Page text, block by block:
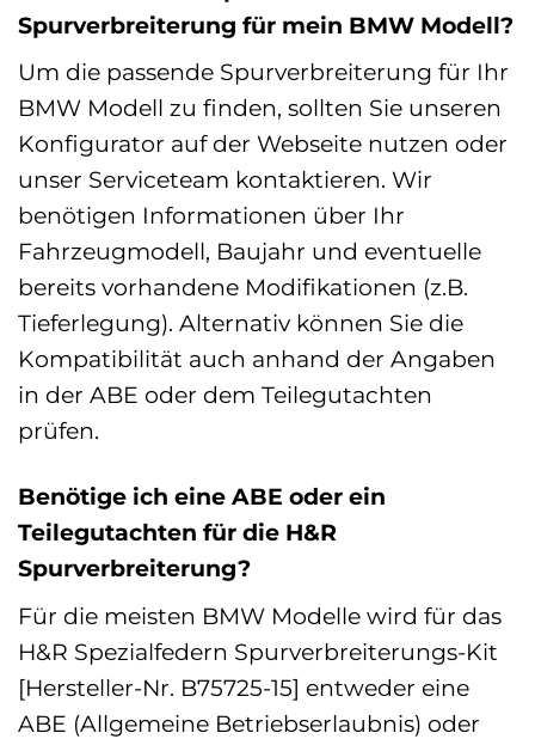
Spurverbreiterung für mein BMW Modell?
Um die passende Spurverbreiterung für Ihr
BMW Modell zu finden, sollten Sie unseren
Konfigurator auf der Webseite nutzen oder
unser Serviceteam kontaktieren. Wir
benötigen Informationen über Ihr
Fahrzeugmodell, Baujahr und eventuelle
bereits vorhandene Modifikationen (z.B.
Tieferlegung). Alternativ können Sie die
Kompatibilität auch anhand der Angaben
in der ABE oder dem Teilegutachten
prüfen.
Benötige ich eine ABE oder ein
Teilegutachten für die H&R
Spurverbreiterung?
Für die meisten BMW Modelle wird für das
H&R Spezialfedern Spurverbreiterungs-Kit
[Hersteller-Nr. B75725-15] entweder eine
ABE (Allgemeine Betriebserlaubnis) oder